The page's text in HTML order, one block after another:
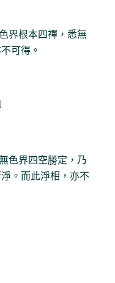
界根本四禪，悉無
可得。
色界四空勝定，乃
。而此淨相，亦不